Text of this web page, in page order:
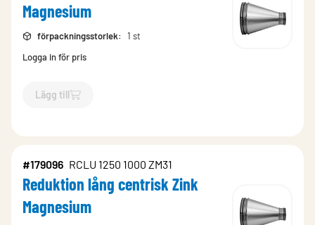
Magnesium
förpackningsstorlek:
1 st
Logga in för pris
Lägg till
`$Lägg till
#179096 RCLU 1250 1000 ZM31
Reduktion lång centrisk Zink
Magnesium